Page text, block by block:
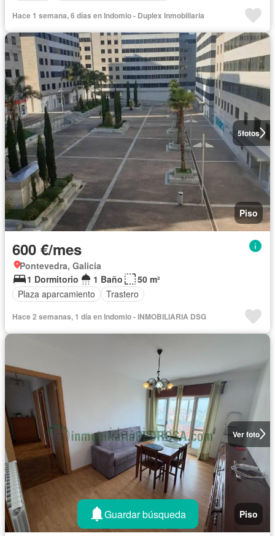
Hace 1 semana, 6 días en Indomio - Duplex Inmobiliaria
5fotos
Piso
600 €/mes
Pontevedra, Galicia
1 Dormitorio
1 Baño
50 m²
Plaza aparcamiento
Trastero
Hace 2 semanas, 1 día en Indomio - INMOBILIARIA DSG
Ver foto
Piso
Guardar búsqueda